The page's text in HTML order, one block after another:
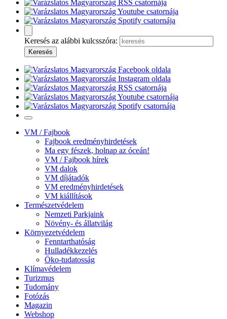
Keresés az alábbi kulcsszóra:
VM / Fajbook
Fajbook eredményhirdetések
Ma egy fészek, holnap az óceán!
VM / Fajbook hírek
VM dalok
VM díjátadók
VM eredményhirdetések
VM kiállítások
Természetvédelem
Nemzeti Parkjaink
Növény- és állatvilág
Környezetvédelem
Fenntarthatóság
Hulladékkezelés
Öko-tudatosság
Klímavédelem
Turizmus
Tudomány
Fotózás
Magazin
Webshop